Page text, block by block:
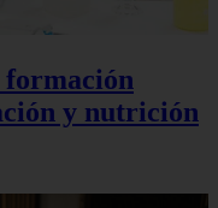
formación
y nutrición